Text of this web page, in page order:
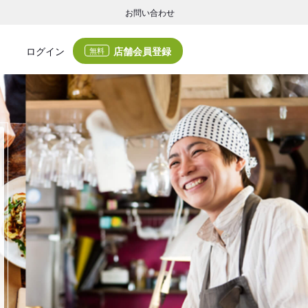
お問い合わせ
ログイン 無料 店舗会員登録
集客・業務支援
グの集客サービスと業務支援サービスで店舗経営の課題解決を支援します。